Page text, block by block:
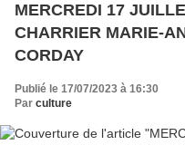
MERCREDI 17
CHARRIER MARIE-ANNE CHARLOTTE DE
CORDAY
Publié le 17/07/2023 à 16:30
Par culture